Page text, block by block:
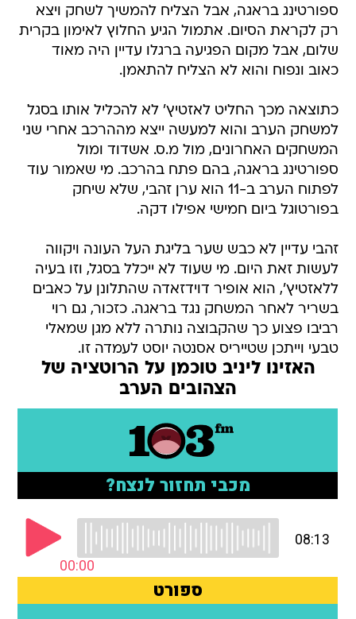
ספורטינג בראגה, אבל הצליח להמשיך לשחק ויצא
רק לקראת הסיום. אתמול הגיע החלוץ לאימון בקרית
שלום, אבל מקום הפגיעה ברגלו עדיין היה מאוד
כאוב ונפוח והוא לא הצליח להתאמן.
כתוצאה מכך החליט לאזטיץ' לא להכליל אותו בסגל
למשחק הערב והוא למעשה ייצא מההרכב אחרי שני
המשחקים האחרונים, מול מ.ס. אשדוד ומול
ספורטינג בראגה, בהם פתח בהרכב. מי שאמור עוד
לפתוח הערב ב-11 הוא ערן זהבי, שלא שיחק
בפורטוגל ביום חמישי אפילו דקה.
זהבי עדיין לא כבש שער בליגת העל העונה ויקווה
לעשות זאת היום. מי שעוד לא ייכלל בסגל, וזו בעיה
ללאזטיץ', הוא אופיר דוידזאדה שהתלונן על כאבים
בשריר לאחר המשחק נגד בראגה. כזכור, גם רוי
רביבו פצוע כך שהקבוצה נותרה ללא מגן שמאלי
טבעי וייתכן שטייריס אסנטה יוסט לעמדה זו.
האזינו ליניב טוכמן על הרוטציה של
הצהובים הערב